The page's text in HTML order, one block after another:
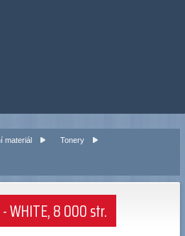
materiál Tonery
WHITE, 8 000 str.